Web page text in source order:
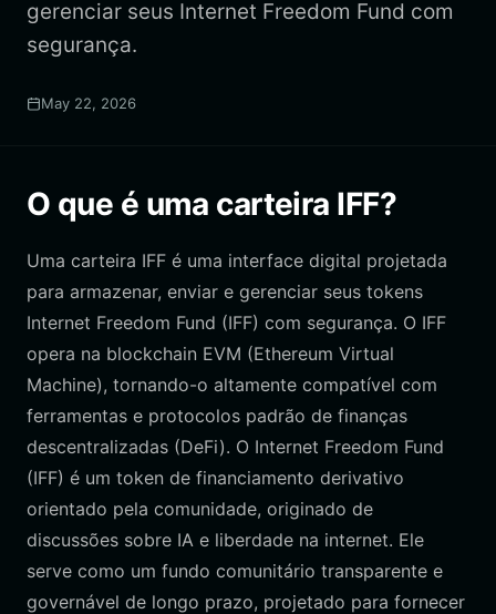
gerenciar seus Internet Freedom Fund com
segurança.
May 22, 2026
O que é uma carteira IFF?
Uma carteira IFF é uma interface digital projetada
para armazenar, enviar e gerenciar seus tokens
Internet Freedom Fund (IFF) com segurança. O IFF
opera na blockchain EVM (Ethereum Virtual
Machine), tornando-o altamente compatível com
ferramentas e protocolos padrão de finanças
descentralizadas (DeFi). O Internet Freedom Fund
(IFF) é um token de financiamento derivativo
orientado pela comunidade, originado de
discussões sobre IA e liberdade na internet. Ele
serve como um fundo comunitário transparente e
governável de longo prazo, projetado para fornecer